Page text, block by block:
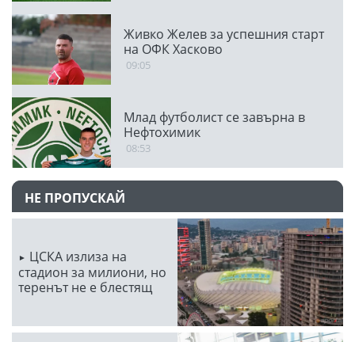
Живко Желев за успешния старт
на ОФК Хасково
09:05
Млад футболист се завърна в
Нефтохимик
08:53
НЕ ПРОПУСКАЙ
ЦСКА излиза на
стадион за милиони, но
теренът не е блестящ